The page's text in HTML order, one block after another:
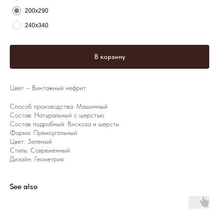
200х290
240х340
В корзину
Цвет – Винтажный нефрит
Способ производства: Машинный
Состав: Натуральный с шерстью
Состав подробный: Вискоза и шерсть
Форма: Прямоугольный
Цвет: Зеленый
Стиль: Современный
Дизайн: Геометрия
See also